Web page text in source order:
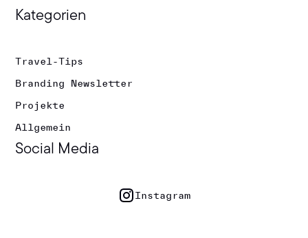
Kategorien
Travel-Tips
Branding Newsletter
Projekte
Allgemein
Social Media
Instagram